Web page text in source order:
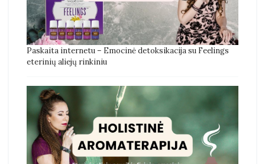
Paskaita internetu – Emocinė detoksikacija su Feelings
eterinių aliejų rinkiniu